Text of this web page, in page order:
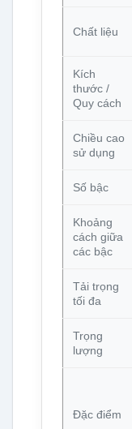
Chất liệu
Kích
thước /
Quy cách
Chiều cao
sử dụng
Số bậc
Khoảng
cách giữa
các bậc
Tải trọng
tối đa
Trọng
lượng
Đặc điểm